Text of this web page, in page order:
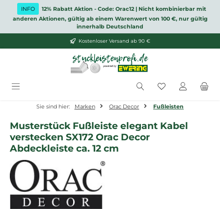
Zum Hauptinhalt springen
INFO
12% Rabatt Aktion - Code: Orac12 | Nicht kombinierbar mit
anderen Aktionen, gültig ab einem Warenwert von 100 €, nur gültig
innerhalb Deutschland
Kostenloser Versand ab 90 €
Du hast 0
Sie sind hier: Marken Orac Decor Fußleisten
Musterstück Fußleiste elegant Kabel
verstecken SX172 Orac Decor
Abdeckleiste ca. 12 cm